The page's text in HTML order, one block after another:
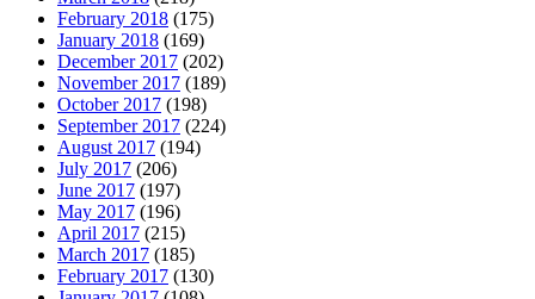
February 2018 (175)
January 2018 (169)
December 2017 (202)
November 2017 (189)
October 2017 (198)
September 2017 (224)
August 2017 (194)
July 2017 (206)
June 2017 (197)
May 2017 (196)
April 2017 (215)
March 2017 (185)
February 2017 (130)